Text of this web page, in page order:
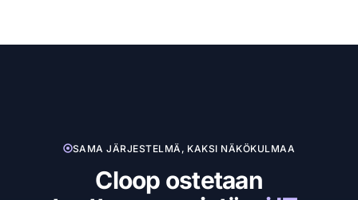
SAMA JÄRJESTELMÄ, KAKSI NÄKÖKULMAA
Cloop ostetaan